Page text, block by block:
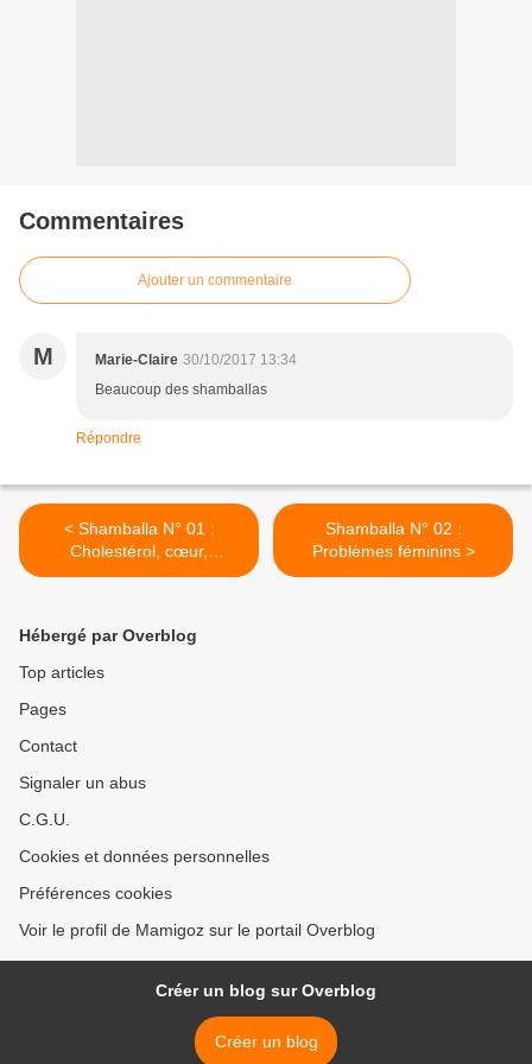
Commentaires
Ajouter un commentaire
M Marie-Claire 30/10/2017 13:34
Beaucoup des shamballas
Répondre
< Shamballa N° 01 :
Cholestérol, cœur,
artériosclérose
Shamballa N° 02 :
Problèmes féminins >
Hébergé par Overblog
Top articles
Pages
Contact
Signaler un abus
C.G.U.
Cookies et données personnelles
Préférences cookies
Voir le profil de Mamigoz sur le portail Overblog
Créer un blog sur Overblog
Créer un blog